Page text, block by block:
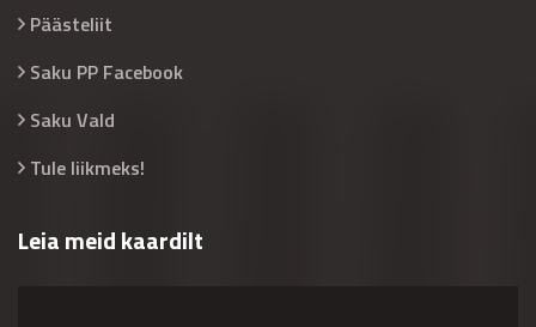
Päästeliit
Saku PP Facebook
Saku Vald
Tule liikmeks!
Leia meid kaardilt